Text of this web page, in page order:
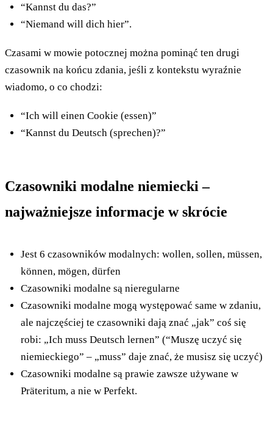
“Kannst du das?”
“Niemand will dich hier”.
Czasami w mowie potocznej można pominąć ten drugi
czasownik na końcu zdania, jeśli z kontekstu wyraźnie
wiadomo, o co chodzi:
“Ich will einen Cookie (essen)”
“Kannst du Deutsch (sprechen)?”
Czasowniki modalne niemiecki –
najważniejsze informacje w skrócie
Jest 6 czasowników modalnych: wollen, sollen, müssen,
können, mögen, dürfen
Czasowniki modalne są nieregularne
Czasowniki modalne mogą występować same w zdaniu,
ale najczęściej te czasowniki dają znać „jak” coś się
robi: „Ich muss Deutsch lernen” (“Muszę uczyć się
niemieckiego” – „muss” daje znać, że musisz się uczyć)
Czasowniki modalne są prawie zawsze używane w
Präteritum, a nie w Perfekt.